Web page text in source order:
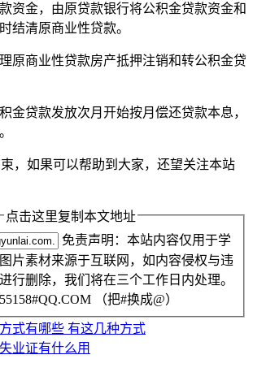
资金，由原贷款银行将公积金贷款资金和
结清原商业性贷款。
原商业性贷款房产抵押注销和转公积金贷
金贷款发放次月开始按月偿还贷款本息，
，如果可以帮助到大家，还望关注本站
点击这里复制本文地址
免责声明：本站内容仅用于学
片素材来源于互联网，如内容侵权与违
行删除，我们将在三个工作日内处理。
（把#换成@）
式有哪些 有这几种方式
业证有什么用